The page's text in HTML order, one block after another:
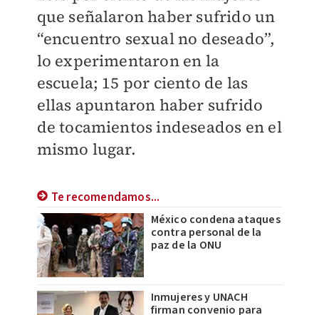
que señalaron haber sufrido un
“encuentro sexual no deseado”,
lo experimentaron en la
escuela; 15 por ciento de las
ellas apuntaron haber sufrido
de tocamientos indeseados en el
mismo lugar.
Te recomendamos...
México condena ataques
contra personal de la
paz de la ONU
Inmujeres y UNACH
firman convenio para